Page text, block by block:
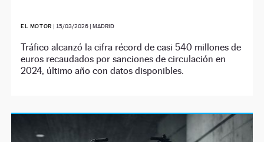
EL MOTOR | 15/03/2026 | MADRID
Tráfico alcanzó la cifra récord de casi 540 millones de
euros recaudados por sanciones de circulación en
2024, último año con datos disponibles.